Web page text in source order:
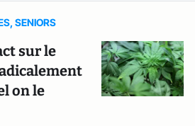
SENIORS
sur le
on le